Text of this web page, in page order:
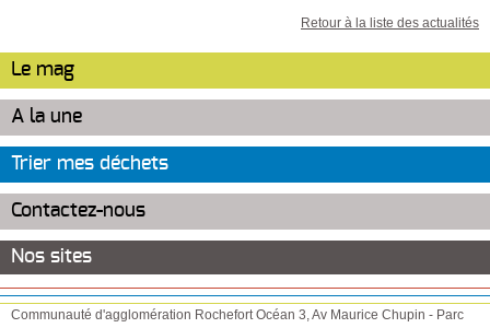
Retour à la liste des actualités
Le mag
A la une
Trier mes déchets
Contactez-nous
Nos sites
Communauté d'agglomération Rochefort Océan 3, Av Maurice Chupin - Parc